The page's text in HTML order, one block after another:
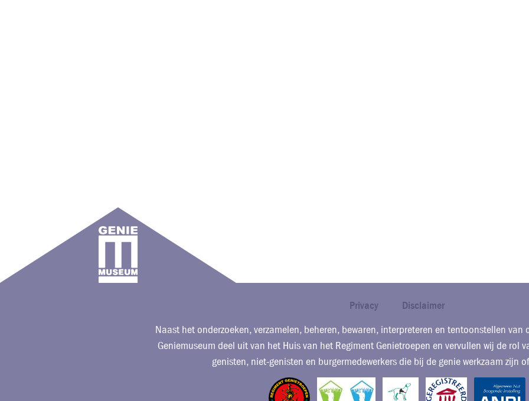
Privacy Disclaimer
Naast het onderzoeken, verzamelen, beheren, bewaren, interpreteren en tentoonstellen van
Geniemuseum deel uit van het Huis van het Regiment Genietroepen en vervullen wij de rol
genisten, niet‑genisten en burgermedewerkers die bij de genie werkzaam zijn